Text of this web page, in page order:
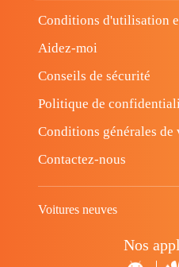
Conditions d'utilisation
Aidez-moi
Conseils de sécurité
Politique de
Conditions générales de
Contactez-nous
Voitures neuves
Nos